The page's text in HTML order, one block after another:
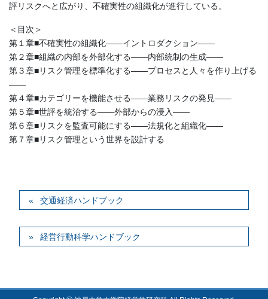
評リスクへと広がり、不確実性の組織化が進行している。
＜目次＞
第１章■不確実性の組織化――イントロダクション――
第２章■組織の内部を外部化する――内部統制の生成――
第３章■リスク管理を標準化する――プロセスと人々を作り上げる
――
第４章■カテゴリーを機能させる――業務リスクの発見――
第５章■世評を統治する――外部からの浸入――
第６章■リスクを監査可能にする――法規化と組織化――
第７章■リスク管理という世界を設計する
交通経済ハンドブック
経営行動科学ハンドブック